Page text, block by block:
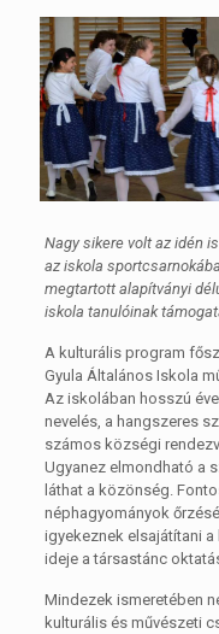
Nagy sikere volt az idén
az iskola
megtartott alapítványi
iskola tanulóinak
A kulturális program
Gyula Általános Iskola
Az iskolában hosszú
nevelés, a hangszeres
számos községi
Ugyanez elmondható a
láthat a közönség.
néphagyományok
igyekeznek elsajátítani
ideje a társastánc
Mindezek ismeretében
kulturális és művészeti